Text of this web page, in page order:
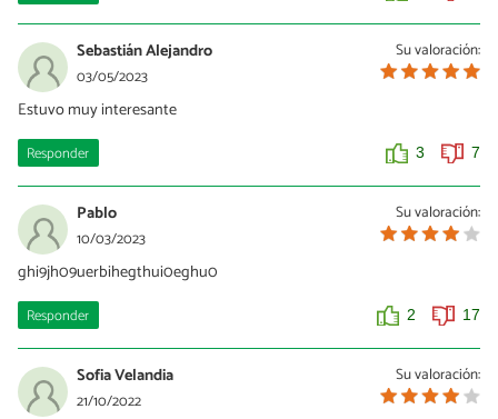
Su valoración:
Sebastián Alejandro
03/05/2023
Estuvo muy interesante
Responder 3 7
Su valoración:
Pablo
10/03/2023
ghi9jh09uerbihegthui0eghu0
Responder 2 17
Su valoración:
Sofia Velandia
21/10/2022